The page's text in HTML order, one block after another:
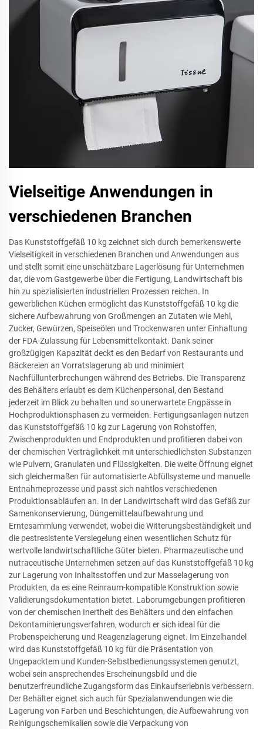
Vielseitige Anwendungen in
verschiedenen Branchen
Das Kunststoffgefäß 10 kg zeichnet sich durch bemerkenswerte
Vielseitigkeit in verschiedenen Branchen und Anwendungen aus
und stellt somit eine unschätzbare Lagerlösung für Unternehmen
dar, die vom Gastgewerbe über die Fertigung, Landwirtschaft bis
hin zu spezialisierten industriellen Prozessen reichen. In
gewerblichen Küchen ermöglicht das Kunststoffgefäß 10 kg die
sichere Aufbewahrung von Großmengen an Zutaten wie Mehl,
Zucker, Gewürzen, Speiseölen und Trockenwaren unter Einhaltung
der FDA-Zulassung für Lebensmittelkontakt. Dank seiner
großzügigen Kapazität deckt es den Bedarf von Restaurants und
Bäckereien an Vorratslagerung ab und minimiert
Nachfüllunterbrechungen während des Betriebs. Die Transparenz
des Behälters erlaubt es dem Küchenpersonal, den Bestand
jederzeit im Blick zu behalten und so unerwartete Engpässe in
Hochproduktionsphasen zu vermeiden. Fertigungsanlagen nutzen
das Kunststoffgefäß 10 kg zur Lagerung von Rohstoffen,
Zwischenprodukten und Endprodukten und profitieren dabei von
der chemischen Verträglichkeit mit unterschiedlichsten Substanzen
wie Pulvern, Granulaten und Flüssigkeiten. Die weite Öffnung eignet
sich gleichermaßen für automatisierte Abfüllsysteme und manuelle
Entnahmeprozesse und passt sich nahtlos verschiedenen
Produktionsabläufen an. In der Landwirtschaft wird das Gefäß zur
Samenkonservierung, Düngemittelaufbewahrung und
Erntesammlung verwendet, wobei die Witterungsbeständigkeit und
die pestresistente Versiegelung einen wesentlichen Schutz für
wertvolle landwirtschaftliche Güter bieten. Pharmazeutische und
nutraceutische Unternehmen setzen auf das Kunststoffgefäß 10 kg
zur Lagerung von Inhaltsstoffen und zur Masselagerung von
Produkten, da es eine Reinraum-kompatible Konstruktion sowie
Validierungsdokumentation bietet. Laborumgebungen profitieren
von der chemischen Inertheit des Behälters und den einfachen
Dekontaminierungsverfahren, wodurch er sich ideal für die
Probenspeicherung und Reagenzlagerung eignet. Im Einzelhandel
wird das Kunststoffgefäß 10 kg für die Präsentation von
Ungepacktem und Kunden-Selbstbedienungssystemen genutzt,
wobei sein ansprechendes Erscheinungsbild und die
benutzerfreundliche Zugangsform das Einkaufserlebnis verbessern.
Der Behälter eignet sich auch für Spezialanwendungen wie die
Lagerung von Farben und Beschichtungen, die Aufbewahrung von
Reinigungschemikalien sowie die Verpackung von